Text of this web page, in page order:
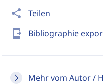
share Teilen
send_to_mobile Bibliographie
Mehr vom Autor /